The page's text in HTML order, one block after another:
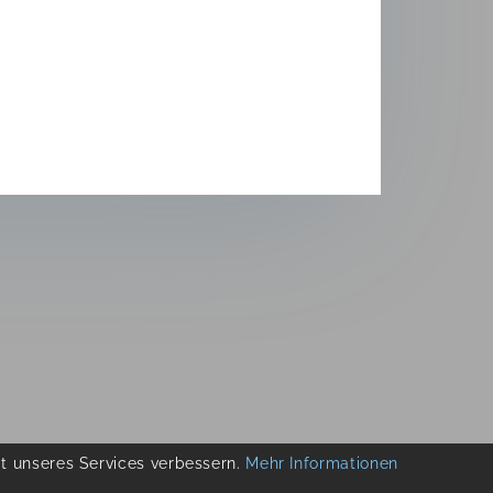
Services verbessern. Mehr Informationen